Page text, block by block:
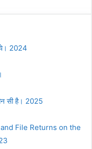
2024
सी है। 2025
File Returns on the